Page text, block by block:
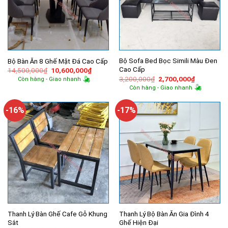
Bộ Bàn Ăn 8 Ghế Mặt Đá Cao Cấp
14,500,000₫ Giá
gốc
là:
10,600,000₫Giá
hiện
Còn hàng - Giao nhanh
Bộ Sofa Bed Bọc Simili Màu Đen
Cao Cấp
3,200,000₫ Giá
gốc
là:
2,700,000₫Giá
hiện
tại
Còn hàng - Giao nhanh
-16%
Thanh Lý Bàn Ghế Cafe Gỗ Khung
Sắt
-17%
Thanh Lý Bộ Bàn Ăn Gia Đình 4
Ghế Hiện Đại